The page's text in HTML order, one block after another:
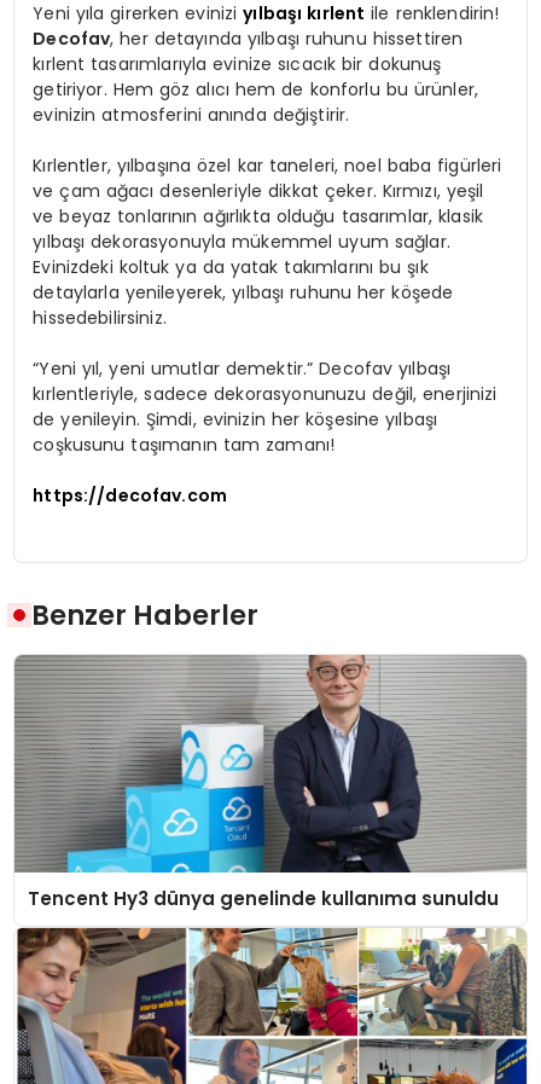
Yeni yıla girerken eviniziyılbaşı kırlent ile renklendirin!
Decofav, her detayında yılbaşı ruhunu hissettiren
kırlent tasarımlarıyla evinize sıcacık bir dokunuş
getiriyor. Hem göz alıcı hem de konforlu bu ürünler,
evinizin atmosferini anında değiştirir.
Kırlentler, yılbaşına özel kar taneleri, noel baba figürleri
ve çam ağacı desenleriyle dikkat çeker. Kırmızı, yeşil
ve beyaz tonlarının ağırlıkta olduğu tasarımlar, klasik
yılbaşı dekorasyonuyla mükemmel uyum sağlar.
Evinizdeki koltuk ya da yatak takımlarını bu şık
detaylarla yenileyerek, yılbaşı ruhunu her köşede
hissedebilirsiniz.
“Yeni yıl, yeni umutlar demektir.” Decofav yılbaşı
kırlentleriyle, sadece dekorasyonunuzu değil, enerjinizi
de yenileyin. Şimdi, evinizin her köşesine yılbaşı
coşkusunu taşımanın tam zamanı!
https://decofav.com
Benzer Haberler
Tencent Hy3 dünya genelinde kullanıma sunuldu